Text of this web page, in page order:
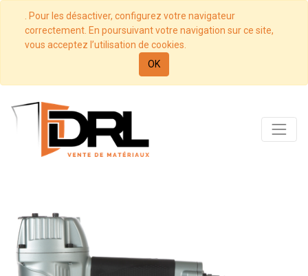
. Pour les désactiver, configurez votre navigateur
correctement. En poursuivant votre navigation sur ce site,
vous acceptez l’utilisation de cookies.
OK